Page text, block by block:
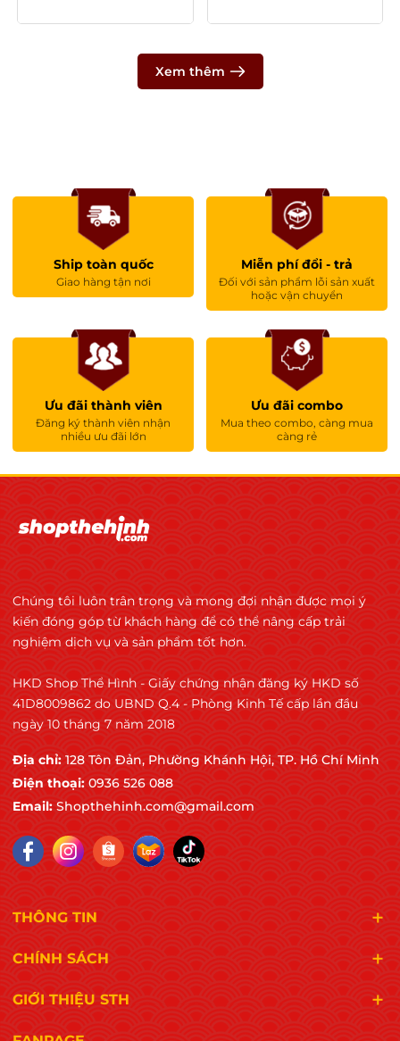
monohydrate
- of which creatine 2640 mg
Serving per container: 333
Active ingredients
For a
portion
Creatine
monohydrate
2600 mg
- of which creatine 2288 mg -
*RI- Lượng tham khảo
Chúng tôi cam kết mang đến các sản phẩm an
toàn, chất lượng cao thông qua việc áp dụng và
phẩm quốc tế.
HACCP – Hệ thống phân tích mối
nguy và điểm kiểm soát tới hạn
Nhà máy Ostrovit áp dụng HACCP (Hazard
. Xác định và kiểm soát các mối nguy sinh học,
. Đảm bảo an toàn thực phẩm xuyên suốt quá
phẩm
Xem thêm
Ship toàn quốc
Giao hàng tận nơi
Miễn phí đổi - trả
Đối với sản phẩm lỗi sản xuất
hoặc vận chuyển
Ưu đãi thành viên
Đăng ký thành viên nhận
nhiều ưu đãi lớn
Ưu đãi combo
Mua theo combo, càng mua
càng rẻ
Chúng tôi luôn trân trọng và mong đợi nhận được mọi ý
kiến đóng góp từ khách hàng để có thể nâng cấp trải
nghiệm dịch vụ và sản phẩm tốt hơn.
HKD Shop Thể Hình - Giấy chứng nhận đăng ký HKD số
41D8009862 do UBND Q.4 - Phòng Kinh Tế cấp lần đầu
ngày 10 tháng 7 năm 2018
Địa chỉ: 128 Tôn Đản, Phường Khánh Hội, TP. Hồ Chí Minh
Điện thoại: 0936 526 088
Email: Shopthehinh.com@gmail.com
THÔNG TIN
CHÍNH SÁCH
GIỚI THIỆU STH